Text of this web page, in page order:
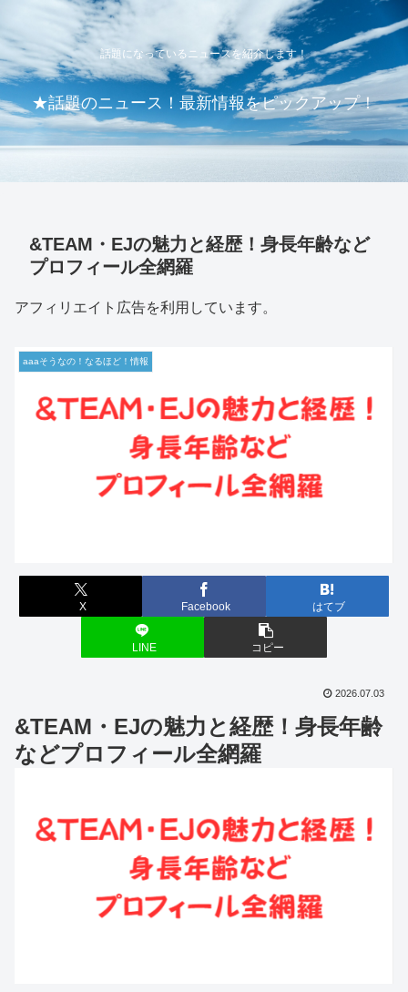
話題になっているニュースを紹介します！
★話題のニュース！最新情報をピックアップ！
&TEAM・EJの魅力と経歴！身長年齢など
プロフィール全網羅
アフィリエイト広告を利用しています。
aaaそうなの！なるほど！情報
X Facebook はてブ
LINE コピー
2026.07.03
&TEAM・EJの魅力と経歴！身長年齢
などプロフィール全網羅